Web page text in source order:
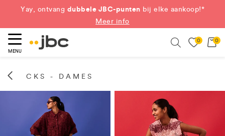
Yay, ontvang dubbele JBC-punten bij elke aankoop!*
Meer info
MENU
0 0
CKS - DAMES